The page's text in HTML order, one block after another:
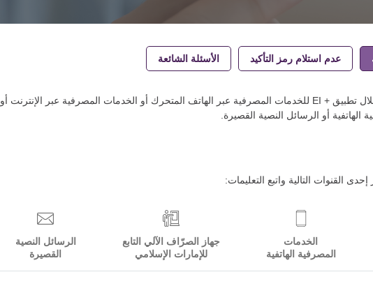
عدم استلام رمز التأكيد الأسئلة الشائعة
قم بتفعيل بطاقة الإمارات الإسلامي الجديدة الخاصة بك من خلال تطبيق + EI للخدمات المصرفية عبر الهاتف المتحرك أو الخدمات المصرفية عبر الإنترنت أو
أو الرسائل النصية القصيرة.
القنوات التالية واتبع التعليمات:
الخدمات
المصرفية الهاتفية
جهاز الصرّاف الآلي التابع
للإمارات الإسلامي
الرسائل النصية
القصيرة